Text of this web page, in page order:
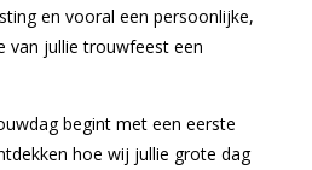
en vooral een persoonlijke,
van jullie trouwfeest een
begint met een eerste
hoe wij jullie grote dag